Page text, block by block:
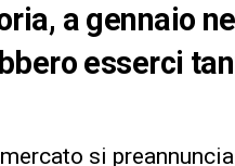
a gennaio
esserci
si